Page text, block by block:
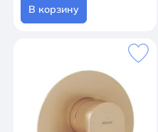
В корзину